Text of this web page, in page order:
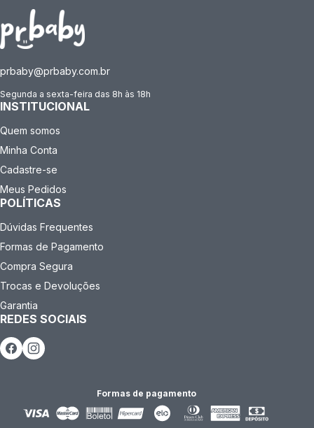
prbaby@prbaby.com.br
Segunda a sexta-feira das 8h às 18h
INSTITUCIONAL
Quem somos
Minha Conta
Cadastre-se
Meus Pedidos
POLÍTICAS
Dúvidas Frequentes
Formas de Pagamento
Compra Segura
Trocas e Devoluções
Garantia
REDES SOCIAIS
Formas de pagamento